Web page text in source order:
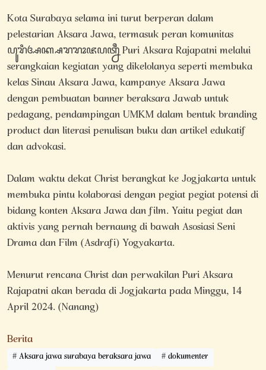
Kota Surabaya selama ini turut berperan dalam
pelestarian Aksara Jawa, termasuk peran komunitas
ꦥꦸꦫꦶꦄꦏ꧀ꦱꦫꦫꦴꦗꦥꦠ꧀ꦤꦷ Puri Aksara Rajapatni melalui
serangkaian kegiatan yang dikelolanya seperti membuka
kelas Sinau Aksara Jawa, kampanye Aksara Jawa
dengan pembuatan banner beraksara Jawab untuk
pedagang, pendampingan UMKM dalam bentuk branding
product dan literasi penulisan buku dan artikel edukatif
dan advokasi.
Dalam waktu dekat Christ berangkat ke Jogjakarta untuk
membuka pintu kolaborasi dengan pegiat pegiat potensi di
bidang konten Aksara Jawa dan film. Yaitu pegiat dan
aktivis yang pernah bernaung di bawah Asosiasi Seni
Drama dan Film (Asdrafi) Yogyakarta.
Menurut rencana Christ dan perwakilan Puri Aksara
Rajapatni akan berada di Jogjakarta pada Minggu, 14
April 2024. (Nanang)
Berita
Aksara jawa surabaya beraksara jawa
dokumenter